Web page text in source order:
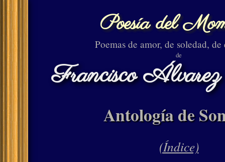
Poesía del
Poemas de amor, de soledad, de
de
Francisco
Antología de
(Índice)